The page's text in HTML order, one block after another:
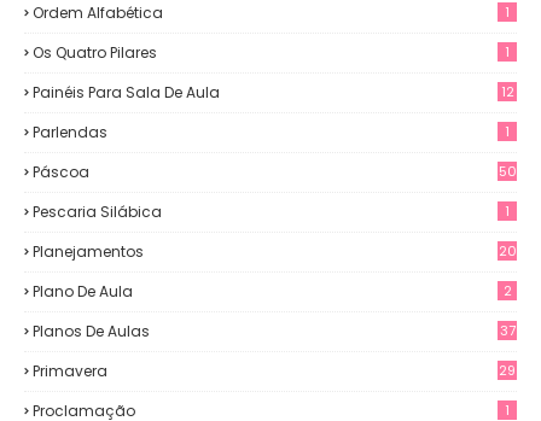
Ordem Alfabética 1
Os Quatro Pilares 1
Painéis Para Sala De Aula
12
Parlendas 1
Páscoa 50
Pescaria Silábica 1
Planejamentos 20
Plano De Aula 2
Planos De Aulas 37
Primavera 29
Proclamação 1